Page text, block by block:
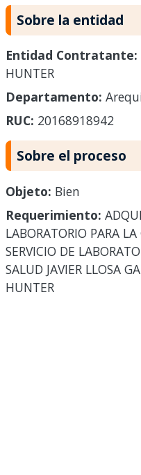
Sobre la entidad
Entidad Contratante:
HUNTER
Departamento:
RUC: 20168918942
Sobre el proceso
Objeto: Bien
Requerimiento:
LABORATORIO PARA
SERVICIO DE
SALUD JAVIER LLOSA
HUNTER